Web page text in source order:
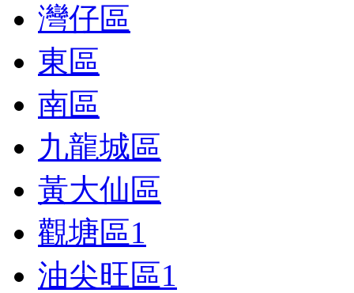
灣仔區
東區
南區
九龍城區
黃大仙區
觀塘區1
油尖旺區1